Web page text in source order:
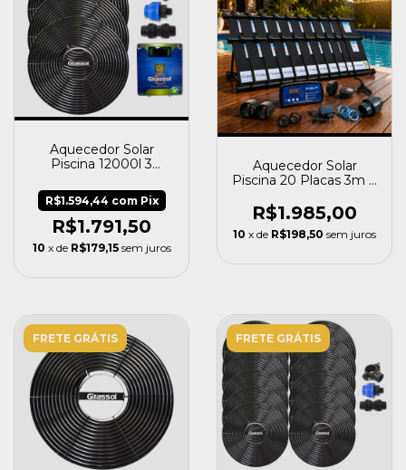
Aquecedor Solar
Piscina 12000l 3
Painel
R$1.791,50
R$1.594,44 com Pix
10 x de R$179,15 sem juros
Aquecedor Solar
Piscina 20 Placas 3m +
R$1.985,00
10 x de R$198,50 sem juros
FRETE GRÁTIS FRETE GRÁTIS